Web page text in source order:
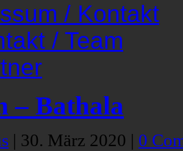
/ Kontakt
/ Team
– Bathala
| 30. März 2020 | 0